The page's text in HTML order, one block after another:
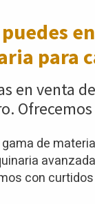
para
en venta
de
con